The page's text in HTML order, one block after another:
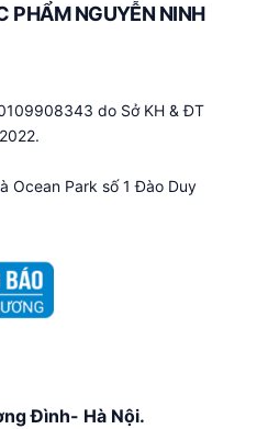
PHẨM NGUYỄN NINH
do Sở KH & ĐT
Ocean Park số 1 Đào Duy
Đình- Hà Nội.